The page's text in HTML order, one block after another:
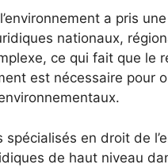
a pris
nationaux,
ce qui fait que le
est nécessaire pour
spécialisés en droit de
de haut niveau